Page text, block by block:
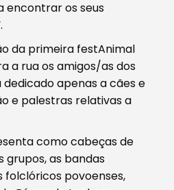
encontrar os seus
da primeira festAnimal
a rua os amigos/as dos
dedicado apenas a cães e
e palestras relativas a
como cabeças de
grupos, as bandas
folclóricos povoenses,